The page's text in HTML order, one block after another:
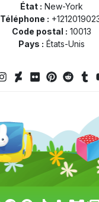
État : New-York
Téléphone :
Code postal : 10013
Pays : États-Unis